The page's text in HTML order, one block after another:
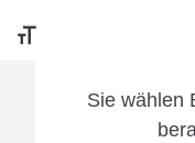
SCHRIFT VERGRÖSSERN
Sie wählen